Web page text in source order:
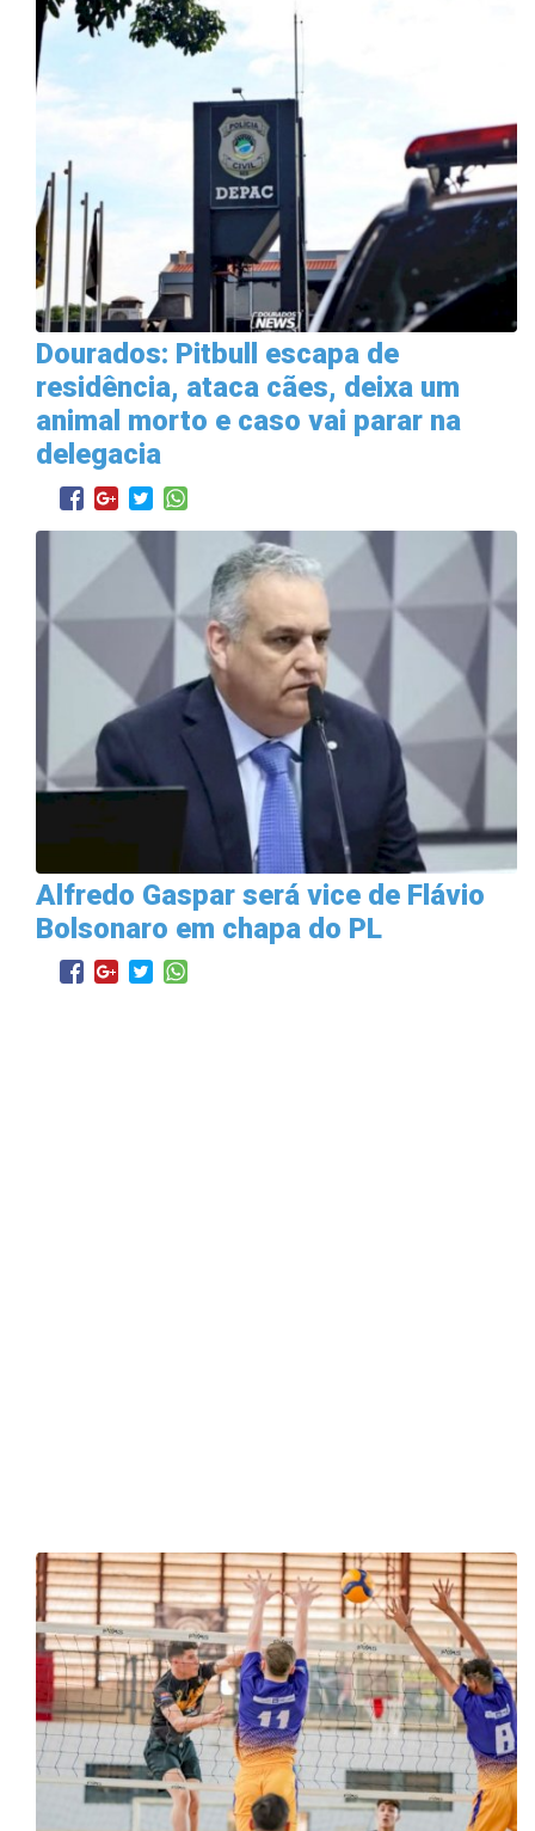
Dourados: Pitbull escapa de
residência, ataca cães, deixa um
animal morto e caso vai parar na
delegacia
Alfredo Gaspar será vice de Flávio
Bolsonaro em chapa do PL